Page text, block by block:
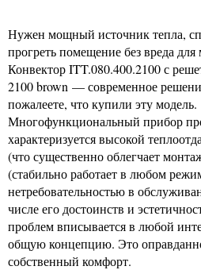
Нужен мощный источник тепла,
прогреть помещение без вреда
Конвектор ITT.080.400.2100 с
2100 brown — современное
пожалеете, что купили эту модель.
Многофункциональный прибор
характеризуется высокой
(что существенно облегчает
(стабильно работает в любом
нетребовательностью в
числе его достоинств и
проблем вписывается в любой
общую концепцию. Это
собственный комфорт.